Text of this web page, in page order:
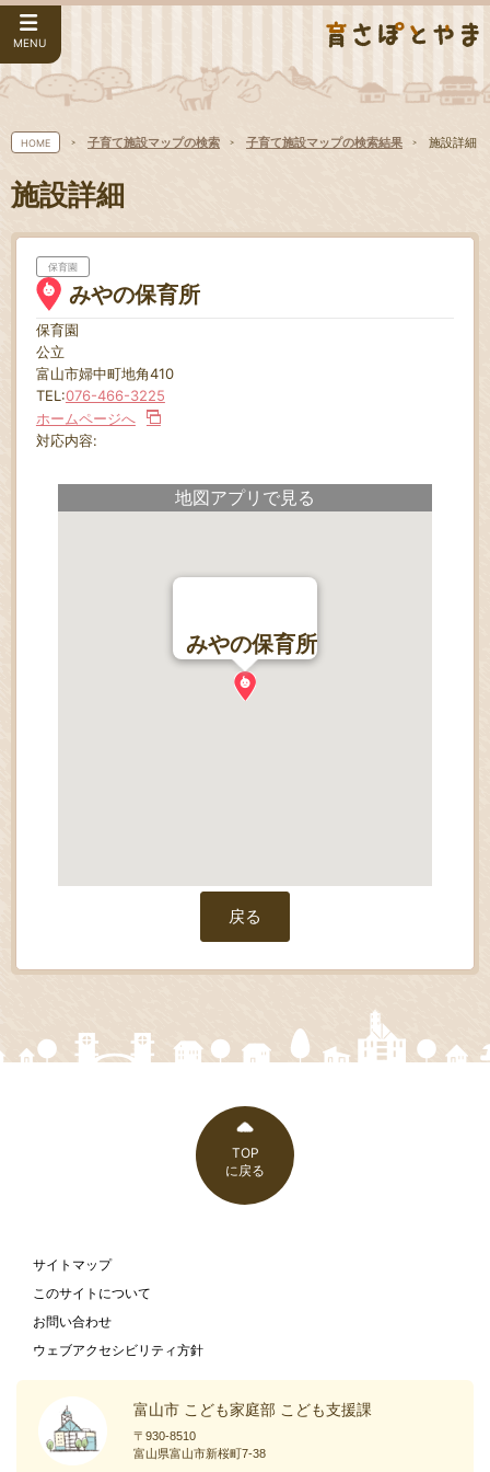
MENU
HOME 子育て施設マップの検索 子育て施設マップの検索結果 施設詳細
施設詳細
保育園
みやの保育所
保育園
公立
富山市婦中町地角410
TEL:076-466-3225
ホームページへ
対応内容:
地図アプリで見る
みやの保育所
戻る
TOP
に戻る
サイトマップ
このサイトについて
お問い合わせ
ウェブアクセシビリティ方針
富山市 こども家庭部 こども支援課
〒930-8510
富山県富山市新桜町7-38